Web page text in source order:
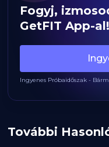
Fogyj,
GetFIT App-al!
Ingyenes Próbaidőszak -
További